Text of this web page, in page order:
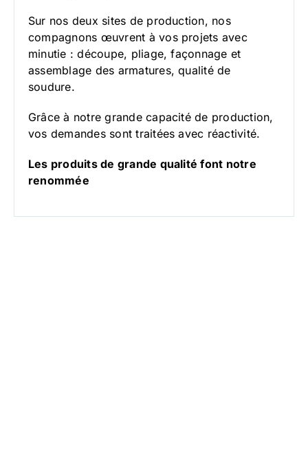
Sur nos deux sites de production, nos
compagnons œuvrent à vos projets avec
minutie : découpe, pliage, façonnage et
assemblage des armatures, qualité de
soudure.
Grâce à notre grande capacité de production,
vos demandes sont traitées avec réactivité.
Les produits de grande qualité font notre
renommée